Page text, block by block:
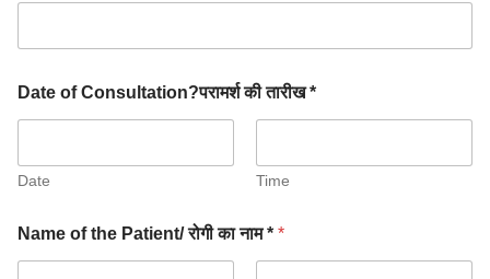
Date of Consultation?परामर्श की तारीख *
Date Time
Name of the Patient/ रोगी का नाम * *